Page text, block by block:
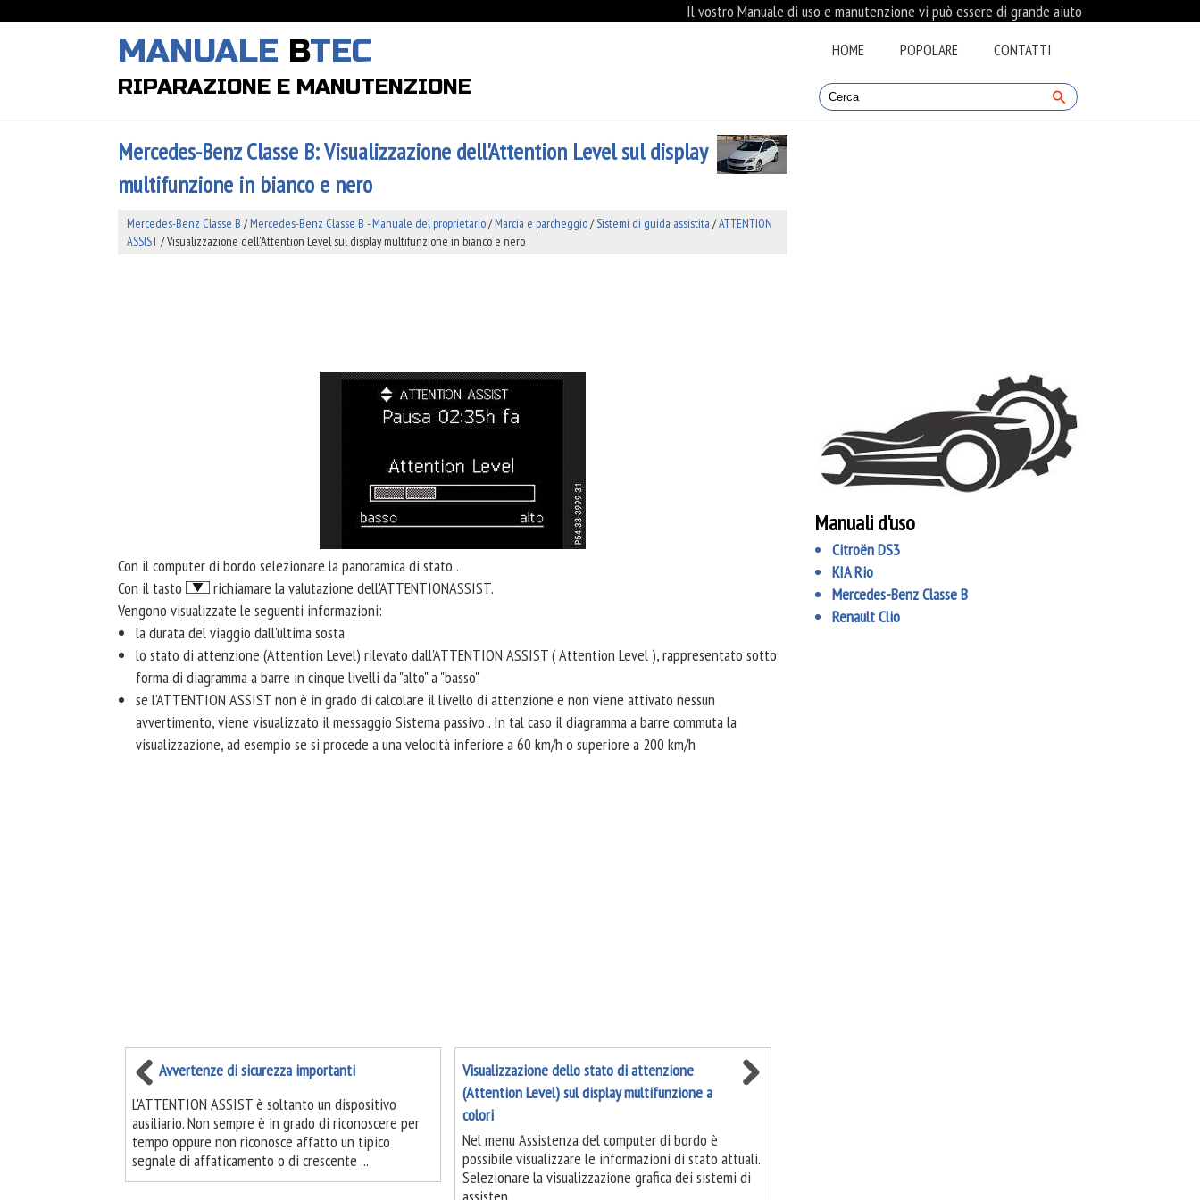
Il vostro Manuale di uso e manutenzione vi può essere di grande aiuto
MANUALE BTEC
RIPARAZIONE E MANUTENZIONE
HOME POPOLARE CONTATTI
Mercedes-Benz Classe B: Visualizzazione dell'Attention Level sul display
multifunzione in bianco e nero
Mercedes-Benz Classe B /Mercedes-Benz Classe B - Manuale del proprietario/Marcia e parcheggio/Sistemi di guida assistita /ATTENTION
ASSIST/ Visualizzazione dell'Attention Level sul display multifunzione in bianco e nero
Con il computer di bordo selezionare la panoramica di stato .
Con il tasto
richiamare la valutazione dell'ATTENTIONASSIST.
Vengono visualizzate le seguenti informazioni:
la durata del viaggio dall'ultima sosta
lo stato di attenzione (Attention Level) rilevato dall'ATTENTION ASSIST ( Attention Level ), rappresentato sotto
forma di diagramma a barre in cinque livelli da "alto" a "basso"
se l'ATTENTION ASSIST non è in grado di calcolare il livello di attenzione e non viene attivato nessun
avvertimento, viene visualizzato il messaggio Sistema passivo . In tal caso il diagramma a barre commuta la
visualizzazione, ad esempio se si procede a una velocità inferiore a 60 km/h o superiore a 200 km/h
Avvertenze di sicurezza importanti
L'ATTENTION ASSIST è soltanto un dispositivo
ausiliario. Non sempre è in grado di riconoscere per
tempo oppure non riconosce affatto un tipico
segnale di affaticamento o di crescente ...
Visualizzazione dello stato di attenzione
(Attention Level) sul display multifunzione a
colori
Nel menu Assistenza del computer di bordo è
possibile visualizzare le informazioni di stato attuali.
Selezionare la visualizzazione grafica dei sistemi di
Manuali d'uso
Citroën DS3
KIA Rio
Mercedes-Benz Classe B
Renault Clio